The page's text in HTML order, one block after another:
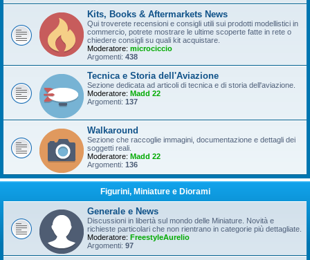
Kits, Books & Aftermarkets News
Qui troverete recensioni e consigli utili sui prodotti modellistici in
commercio, potrete mostrare le ultime scoperte fatte in rete o
chiedere consigli su quali kit acquistare.
Moderatore: microciccio
Argomenti: 438
Tecnica e Storia dell'Aviazione
Sezione dedicata ad articoli di tecnica e di storia dell'aviazione.
Moderatore: Madd 22
Argomenti: 137
Walkaround
Sezione che raccoglie immagini, documentazione e dettagli dei
soggetti reali.
Moderatore: Madd 22
Argomenti: 136
Figurini, Miniature e Diorami
Generale e News
Discussioni in libertà sul mondo delle Miniature. Novità e
richieste particolari che non rientrano in categorie più dettagliate.
Moderatore: FreestyleAurelio
Argomenti: 97